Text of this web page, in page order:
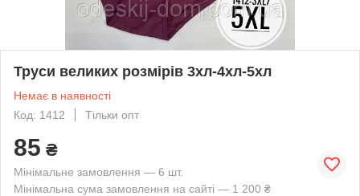
Труси великих розмірів 3хл-4хл-5хл
Немає в наявності
Код: 1412
Тільки опт
85 ₴
Мінімальне замовлення — 6 шт.
Мінімальна сума замовлення на сайті — 1 200 ₴